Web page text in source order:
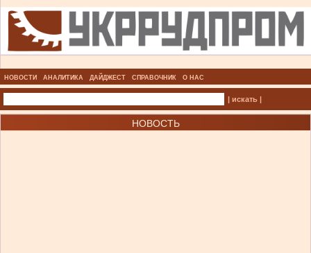
НОВОСТИ АНАЛИТИКА ДАЙДЖЕСТ СПРАВОЧНИК О НАС
| искать |
НОВОСТЬ